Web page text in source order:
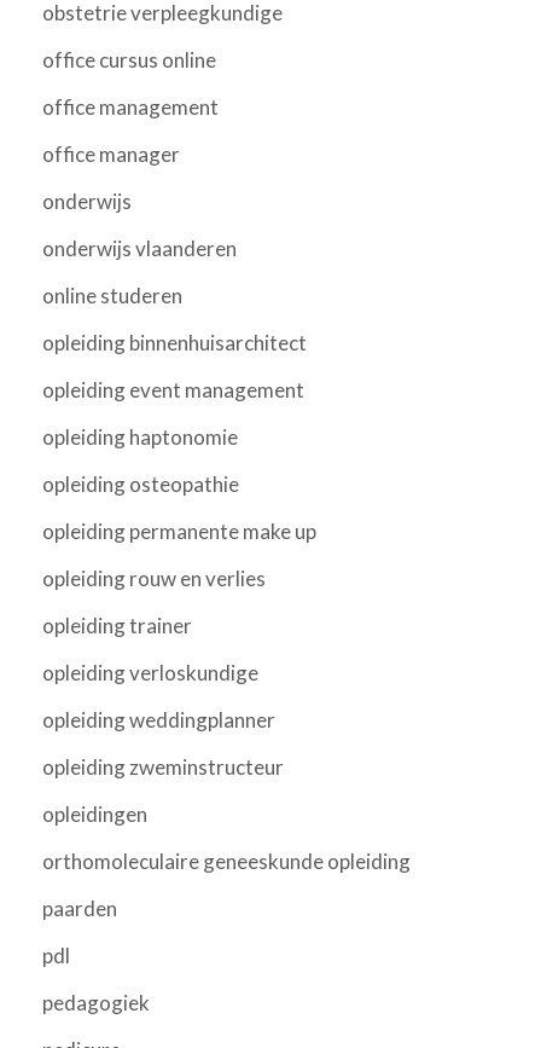
obstetrie verpleegkundige
office cursus online
office management
office manager
onderwijs
onderwijs vlaanderen
online studeren
opleiding binnenhuisarchitect
opleiding event management
opleiding haptonomie
opleiding osteopathie
opleiding permanente make up
opleiding rouw en verlies
opleiding trainer
opleiding verloskundige
opleiding weddingplanner
opleiding zweminstructeur
opleidingen
orthomoleculaire geneeskunde opleiding
paarden
pdl
pedagogiek